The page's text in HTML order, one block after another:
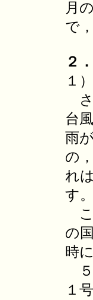
月
で
２
１
さ
台
雨
の
れ
す。
こ
の
時
５
１